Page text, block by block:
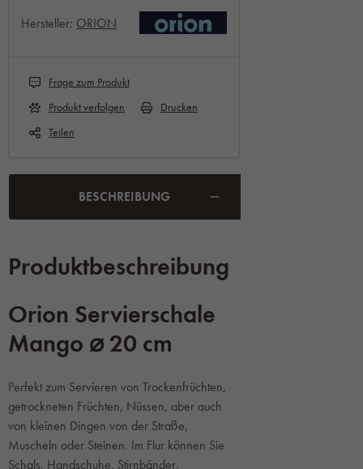
Hersteller: ORION
Frage zum Produkt
Produkt verfolgen
Drucken
Teilen
BESCHREIBUNG
Produktbeschreibung
Orion Servierschale
Mango ⌀ 20 cm
Perfekt zum Servieren von Trockenfrüchten,
getrockneten Früchten, Nüssen, aber auch
von kleinen Dingen von der Straße,
Muscheln oder Steinen. Im Flur können Sie
Schals, Handschuhe, Stirnbänder,